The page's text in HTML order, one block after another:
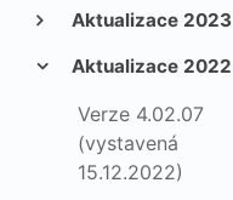
Aktualizace 2023
Aktualizace 2022
Verze 4.02.07
(vystavená
15.12.2022)